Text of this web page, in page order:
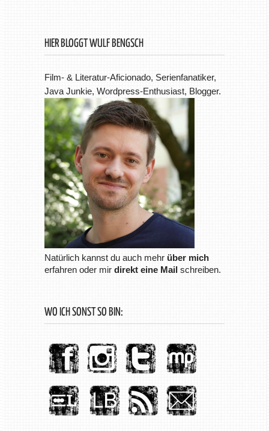
HIER BLOGGT WULF BENGSCH
Film- & Literatur-Aficionado, Serienfanatiker,
Java Junkie, Wordpress-Enthusiast, Blogger.
Natürlich kannst du auch mehr über mich
erfahren oder mir direkt eine Mailschreiben.
WO ICH SONST SO BIN: